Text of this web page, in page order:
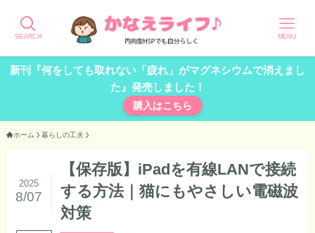
SEARCH MENU
新刊『何をしても取れない「疲れ」がマグネシウムで消えまし
た』発売しました！
購入はこちら
ホーム 暮らしの工夫
【保存版】iPadを有線LANで接続
する方法｜猫にもやさしい電磁波
対策
2025
8/07